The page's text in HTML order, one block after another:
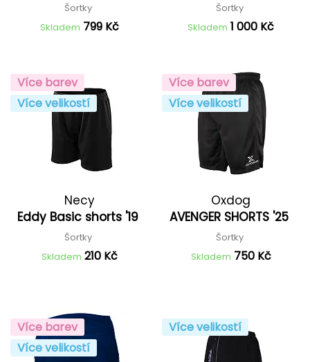
Šortky
Skladem 799 Kč
Šortky
Skladem 1 000 Kč
Více barev
Více velikostí
Necy
Eddy Basic shorts '19
Šortky
Skladem 210 Kč
Více barev
Více velikostí
Oxdog
AVENGER SHORTS '25
Šortky
Skladem 750 Kč
Více barev
Více velikostí
Více velikostí